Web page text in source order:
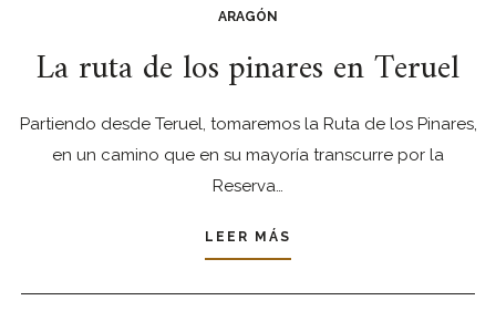
ARAGÓN
La ruta de los pinares en Teruel
Partiendo desde Teruel, tomaremos la Ruta de los Pinares,
en un camino que en su mayoría transcurre por la
Reserva…
LEER MÁS